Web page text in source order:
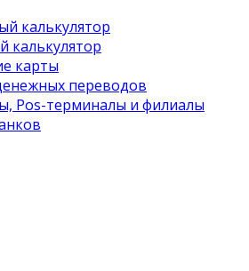
калькулятор
калькулятор
карты
переводов
Pos-терминалы и филиалы